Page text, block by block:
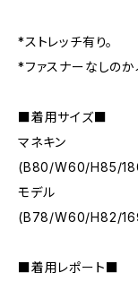
*ストレッチ有り。
*ファスナーなしの
■着用サイズ■
マネキン
(B80/W60/H85/
モデル
(B78/W60/H82/
■着用レポート■